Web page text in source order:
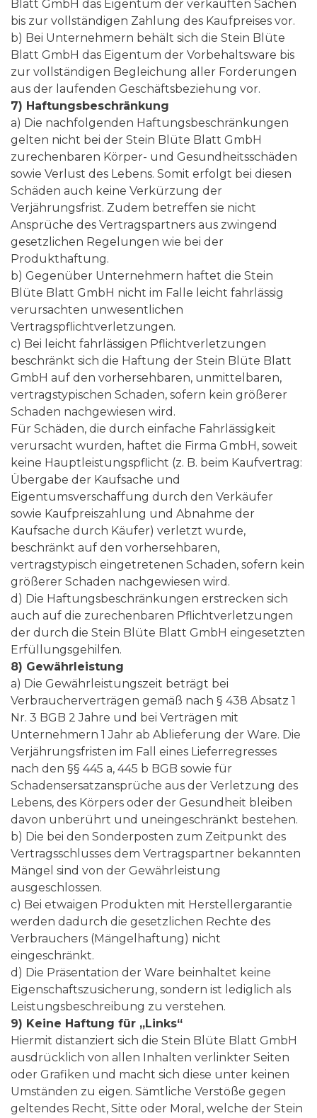
Blatt GmbH das Eigentum der verkauften Sachen
bis zur vollständigen Zahlung des Kaufpreises vor.
b) Bei Unternehmern behält sich die Stein Blüte
Blatt GmbH das Eigentum der Vorbehaltsware bis
zur vollständigen Begleichung aller Forderungen
aus der laufenden Geschäftsbeziehung vor.
7) Haftungsbeschränkung
a) Die nachfolgenden Haftungsbeschränkungen
gelten nicht bei der Stein Blüte Blatt GmbH
zurechenbaren Körper- und Gesundheitsschäden
sowie Verlust des Lebens. Somit erfolgt bei diesen
Schäden auch keine Verkürzung der
Verjährungsfrist. Zudem betreffen sie nicht
Ansprüche des Vertragspartners aus zwingend
gesetzlichen Regelungen wie bei der
Produkthaftung.
b) Gegenüber Unternehmern haftet die Stein
Blüte Blatt GmbH nicht im Falle leicht fahrlässig
verursachten unwesentlichen
Vertragspflichtverletzungen.
c) Bei leicht fahrlässigen Pflichtverletzungen
beschränkt sich die Haftung der Stein Blüte Blatt
GmbH auf den vorhersehbaren, unmittelbaren,
vertragstypischen Schaden, sofern kein größerer
Schaden nachgewiesen wird.
Für Schäden, die durch einfache Fahrlässigkeit
verursacht wurden, haftet die Firma GmbH, soweit
keine Hauptleistungspflicht (z. B. beim Kaufvertrag:
Übergabe der Kaufsache und
Eigentumsverschaffung durch den Verkäufer
sowie Kaufpreiszahlung und Abnahme der
Kaufsache durch Käufer) verletzt wurde,
beschränkt auf den vorhersehbaren,
vertragstypisch eingetretenen Schaden, sofern kein
größerer Schaden nachgewiesen wird.
d) Die Haftungsbeschränkungen erstrecken sich
auch auf die zurechenbaren Pflichtverletzungen
der durch die Stein Blüte Blatt GmbH eingesetzten
Erfüllungsgehilfen.
8) Gewährleistung
a) Die Gewährleistungszeit beträgt bei
Verbraucherverträgen gemäß nach § 438 Absatz 1
Nr. 3 BGB 2 Jahre und bei Verträgen mit
Unternehmern 1 Jahr ab Ablieferung der Ware. Die
Verjährungsfristen im Fall eines Lieferregresses
nach den §§ 445 a, 445 b BGB sowie für
Schadensersatzansprüche aus der Verletzung des
Lebens, des Körpers oder der Gesundheit bleiben
davon unberührt und uneingeschränkt bestehen.
b) Die bei den Sonderposten zum Zeitpunkt des
Vertragsschlusses dem Vertragspartner bekannten
Mängel sind von der Gewährleistung
ausgeschlossen.
c) Bei etwaigen Produkten mit Herstellergarantie
werden dadurch die gesetzlichen Rechte des
Verbrauchers (Mängelhaftung) nicht
eingeschränkt.
d) Die Präsentation der Ware beinhaltet keine
Eigenschaftszusicherung, sondern ist lediglich als
Leistungsbeschreibung zu verstehen.
9) Keine Haftung für „Links“
Hiermit distanziert sich die Stein Blüte Blatt GmbH
ausdrücklich von allen Inhalten verlinkter Seiten
oder Grafiken und macht sich diese unter keinen
Umständen zu eigen. Sämtliche Verstöße gegen
geltendes Recht, Sitte oder Moral, welche der Stein